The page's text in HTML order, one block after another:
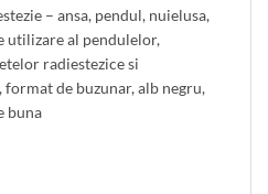
– ansa, pendul, nuielusa,
utilizare al pendulelor,
radiestezice si
de buzunar, alb negru,
buna